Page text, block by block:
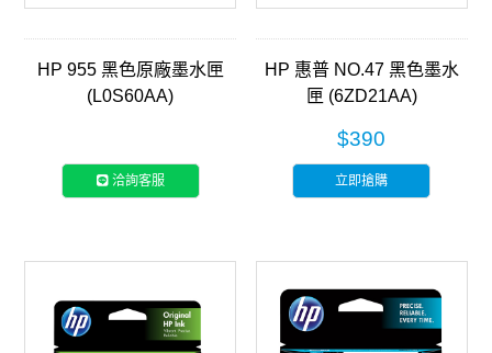
HP 955 黑色原廠墨水匣
(L0S60AA)
洽詢客服
HP 惠普 NO.47 黑色墨水
匣 (6ZD21AA)
$390
立即搶購